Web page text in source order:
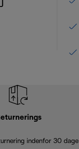
indenfor 30 dage